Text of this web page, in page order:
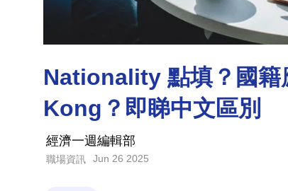
Nationality 點填？國
Kong？即睇中文區別
經濟一週編輯部
職場資訊 Jun 26 2025